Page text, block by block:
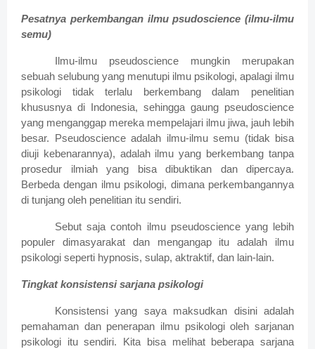
Pesatnya perkembangan ilmu psudoscience (ilmu-ilmu
semu)
Ilmu-ilmu pseudoscience mungkin merupakan
sebuah selubung yang menutupi ilmu psikologi, apalagi ilmu
psikologi tidak terlalu berkembang dalam penelitian
khususnya di Indonesia, sehingga gaung pseudoscience
yang menganggap mereka mempelajari ilmu jiwa, jauh lebih
besar. Pseudoscience adalah ilmu-ilmu semu (tidak bisa
diuji kebenarannya), adalah ilmu yang berkembang tanpa
prosedur ilmiah yang bisa dibuktikan dan dipercaya.
Berbeda dengan ilmu psikologi, dimana perkembangannya
di tunjang oleh penelitian itu sendiri.
Sebut saja contoh ilmu pseudoscience yang lebih
populer dimasyarakat dan mengangap itu adalah ilmu
psikologi seperti hypnosis, sulap, aktraktif, dan lain-lain.
Tingkat konsistensi sarjana psikologi
Konsistensi yang saya maksudkan disini adalah
pemahaman dan penerapan ilmu psikologi oleh sarjanan
psikologi itu sendiri. Kita bisa melihat beberapa sarjana